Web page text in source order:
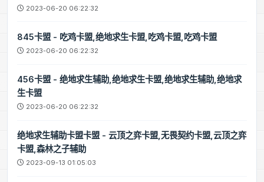
2023-06-20 06:22:32
845卡盟 - 吃鸡卡盟,绝地求生卡盟,吃鸡卡盟,吃鸡卡盟
2023-06-20 06:22:32
456卡盟 - 绝地求生辅助,绝地求生卡盟,绝地求生辅助,绝地求
生卡盟
2023-06-20 06:22:32
绝地求生辅助卡盟卡盟 - 云顶之弈卡盟,无畏契约卡盟,云顶之弈
卡盟,森林之子辅助
2023-09-13 01:05:03